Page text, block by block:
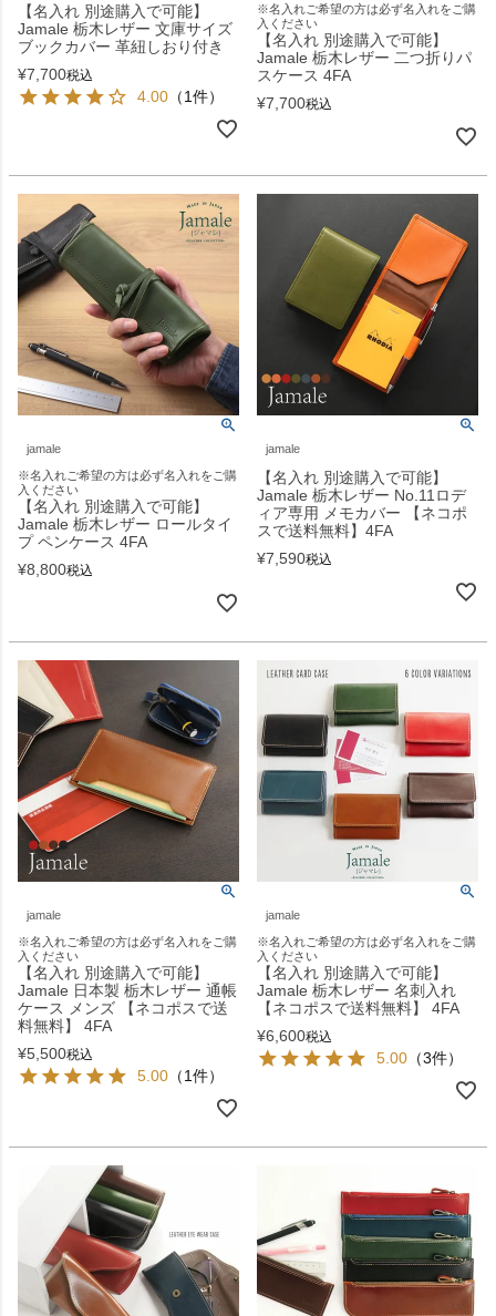
【名入れ 別途購入で可能】
Jamale 栃木レザー 文庫サイズ
ブックカバー 革紐しおり付き
¥7,700税込
4.00 （1件）
※名入れご希望の方は必ず名入れをご購
入ください
【名入れ 別途購入で可能】
Jamale 栃木レザー 二つ折りパ
スケース 4FA
¥7,700税込
jamale
※名入れご希望の方は必ず名入れをご購
入ください
【名入れ 別途購入で可能】
Jamale 栃木レザー ロールタイ
プ ペンケース 4FA
¥8,800税込
jamale
【名入れ 別途購入で可能】
Jamale 栃木レザー No.11ロデ
ィア専用 メモカバー 【ネコポ
スで送料無料】4FA
¥7,590税込
jamale
※名入れご希望の方は必ず名入れをご購
入ください
【名入れ 別途購入で可能】
Jamale 日本製 栃木レザー 通帳
ケース メンズ 【ネコポスで送
料無料】 4FA
¥5,500税込
5.00 （1件）
jamale
※名入れご希望の方は必ず名入れをご購
入ください
【名入れ 別途購入で可能】
Jamale 栃木レザー 名刺入れ
【ネコポスで送料無料】 4FA
¥6,600税込
5.00 （3件）